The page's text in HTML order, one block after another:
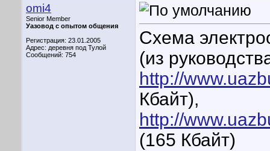
omi4
Senior Member
Уазовод с опытом общения
Регистрация: 23.01.2005
Адрес: деревня под Тулой
Сообщений: 754
Схема
(из
http://
Кбайт),
http://
(165 Кбайт)